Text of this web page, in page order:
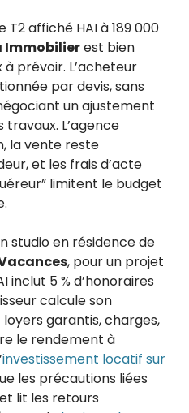
affiché HAI à 189 000
Immobilierest bien
prévoir. L’acheteur
par devis, sans
un ajustement
L’agence
la vente reste
et les frais d’acte
limitent le budget
studio en résidence de
, pour un projet
inclut 5 % d’honoraires
calcule son
garantis, charges,
le rendement à
investissement locatif sur
les précautions liées
lit les retours